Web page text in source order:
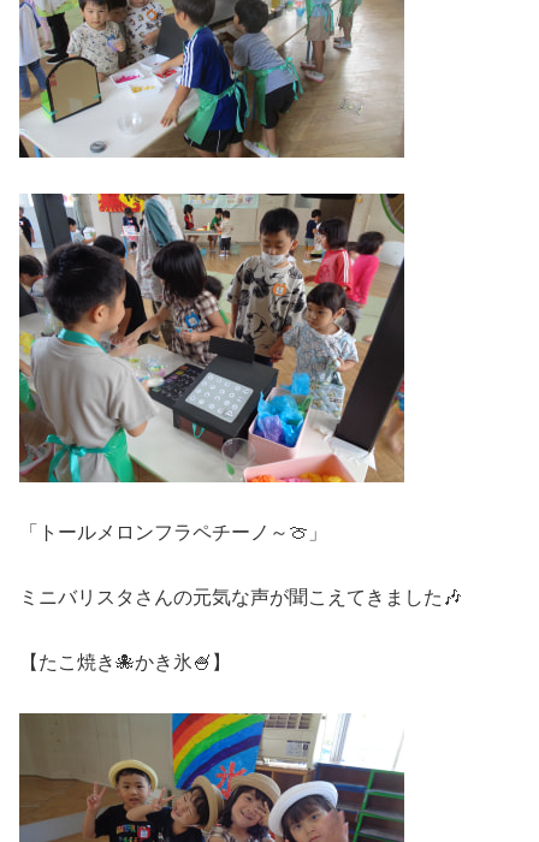
「トールメロンフラペチーノ～🍈」
ミニバリスタさんの元気な声が聞こえてきました🎶
【たこ焼き🐙かき氷🍧】